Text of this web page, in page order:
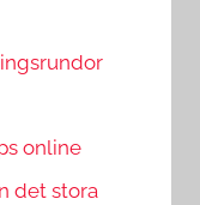
online
det stora